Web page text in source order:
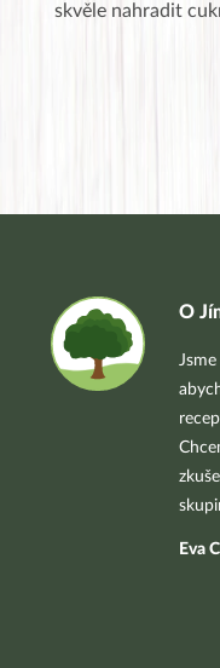
skvěle nahradit
O
Eva